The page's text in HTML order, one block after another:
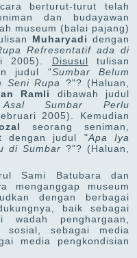
berturut-turut telah
dan budayawan
museum (balai pajang)
Muharyadi dengan
Refresentatif ada di
2005). Disusul tulisan
judul "Sumbar Belum
Seni Rupa ?"? (Haluan,
Ramli
dibawah judul
Asal Sumbar Perlu
2005). Kemudian
seorang seniman,
dengan judul "Apa Iya
di Sumbar ?"? (Haluan,
Sami Batubara dan
menganggap museum
dengan berbagai
baik sebagai
wadah penghargaan,
sosial, sebagai media
media pengkondisian